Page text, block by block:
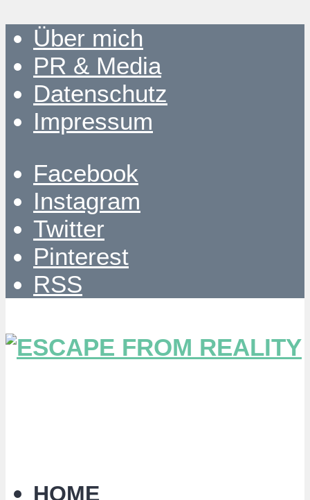
Über mich
PR & Media
Datenschutz
Impressum
Facebook
Instagram
Twitter
Pinterest
RSS
HOME